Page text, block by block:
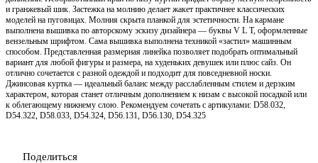
и гранжевый шик. Застежка на молнию делает жакет практичнее классических
моделей на пуговицах. Молния скрыта планкой для эстетичности. На кармане
выполнена вышивка по авторскому эскизу дизайнера — буквы V L T, оформленные
вензельным шрифтом. Сама вышивка выполнена техникой «застил» машинным
способом. Представленная размерная линейка позволяет подобрать оптимальный
вариант для любой фигуры и размера, на худеньких девушек или плюс сайз. Он
отлично сочетается с разной одеждой и подходит для повседневной носки.
Джинсовая куртка — идеальный баланс между расслабленным стилем и дерзким
характером, которая станет отличным дополнением к низам с высокой посадкой или
к облегающему нижнему слою. Рекомендуем сочетать с артикулами: D58.032,
D54.322, D58.033, D54.324, D56.131, D56.130, D54.325
Поделиться